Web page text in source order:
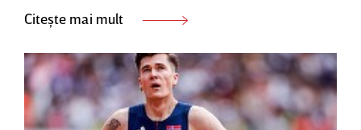
Citește mai mult